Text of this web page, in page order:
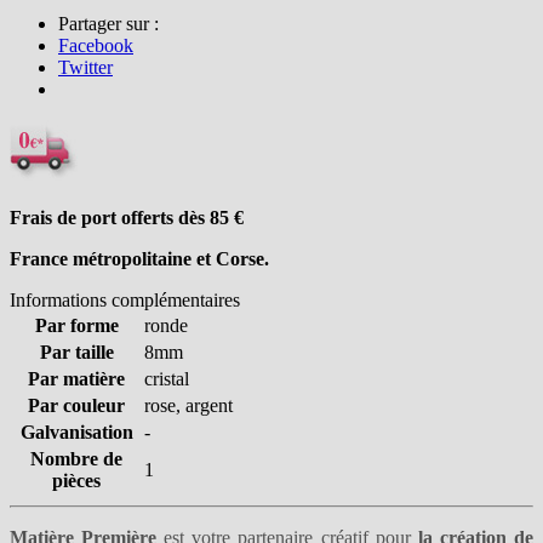
Partager sur :
Facebook
Twitter
Frais de port offerts dès 85 €
France métropolitaine et Corse.
Informations complémentaires
Par forme
ronde
Par taille
8mm
Par matière
cristal
Par couleur
rose, argent
Galvanisation -
Nombre de
pièces
1
Matière Première est votre partenaire créatif pourla création de